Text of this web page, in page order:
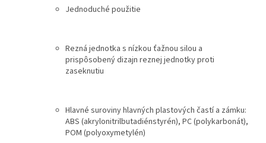
Jednoduché použitie
Rezná jednotka s nízkou ťažnou silou a
prispôsobený dizajn reznej jednotky proti
zaseknutiu
Hlavné suroviny hlavných plastových častí a zámku:
ABS (akrylonitrilbutadiénstyrén), PC (polykarbonát),
POM (polyoxymetylén)